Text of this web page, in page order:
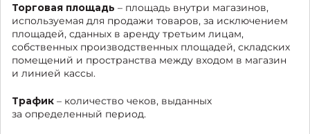
Торговая площадь – площадь внутри магазинов,
используемая для продажи товаров, за исключением
площадей, сданных в аренду третьим лицам,
собственных производственных площадей, складских
помещений и пространства между входом в магазин
и линией кассы.
Трафик – количество чеков, выданных
за определенный период.